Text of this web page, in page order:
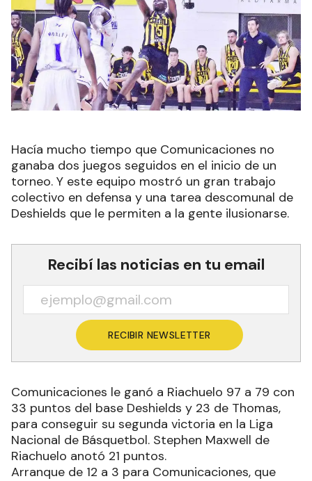
Hacía mucho tiempo que Comunicaciones no
ganaba dos juegos seguidos en el inicio de un
torneo. Y este equipo mostró un gran trabajo
colectivo en defensa y una tarea descomunal de
Deshields que le permiten a la gente ilusionarse.
Recibí las noticias en tu email
RECIBIR NEWSLETTER
Comunicaciones le ganó a Riachuelo 97 a 79 con
33 puntos del base Deshields y 23 de Thomas,
para conseguir su segunda victoria en la Liga
Nacional de Básquetbol. Stephen Maxwell de
Riachuelo anotó 21 puntos.
Arranque de 12 a 3 para Comunicaciones, que